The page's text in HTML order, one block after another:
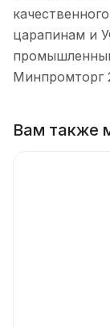
царапинам и
Минпромторг
Вам также